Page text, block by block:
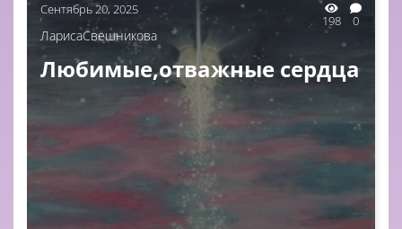
Сентябрь 20, 2025
198 0
ЛарисаСвешникова
Любимые,отважные сердца